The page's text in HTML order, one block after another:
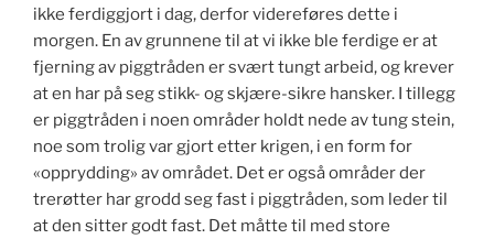
ikke ferdiggjort i dag, derfor videreføres dette i
morgen. En av grunnene til at vi ikke ble ferdige er at
fjerning av piggtråden er svært tungt arbeid, og krever
at en har på seg stikk- og skjære-sikre hansker. I tillegg
er piggtråden i noen områder holdt nede av tung stein,
noe som trolig var gjort etter krigen, i en form for
«opprydding» av området. Det er også områder der
trerøtter har grodd seg fast i piggtråden, som leder til
at den sitter godt fast. Det måtte til med store